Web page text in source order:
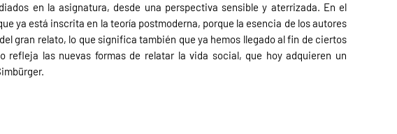
en la asignatura, desde una perspectiva sensible y aterrizada. En el
ya está inscrita en la teoría postmoderna, porque la esencia de los autores
gran relato, lo que significa también que ya hemos llegado al fin de ciertos
refleja las nuevas formas de relatar la vida social, que hoy adquieren un